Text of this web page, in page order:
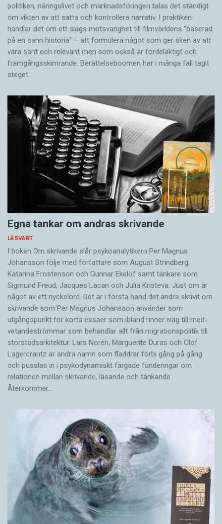
politiken, näringslivet och marknadsföringen talas det ständigt
om vikten av att sätta och kontrollera narrativ. I praktiken
handlar det om ett slags motsvarighet till filmvärldens ”baserad
på en sann historia” – att formulera något som ger sken av att
vara sant och ­relevant men som också är fördelaktigt och
framgångsskimrande. Berättelseboomen har i många fall tagit
steget…
Egna tankar om andras skrivande
LÄSVÄRT
I boken Om skrivande slår psykoanalytikern Per Magnus
Johansson följe med författare som August Strindberg,
Katarina Frostenson och Gunnar Ekelöf samt tänkare som
Sigmund Freud, Jacques Lacan och Julia Kristeva. Just om är
något av ett nyckelord. Det är i första hand det andra skrivit om
skrivande som Per Magnus Johansson använder som
utgångspunkt för korta essäer som ibland rinner iväg till med­
vetandeströmmar som behandlar allt från migrationspolitik till
storstadsarkitektur. Lars Norén, Marguerite Duras och Olof
Lagercrantz är andra namn som fladdrar förbi gång på gång
och pusslas in i psykodynamiskt färgade funderingar om
relationen mellan skrivande, läsande och tänkande.
Återkommer…